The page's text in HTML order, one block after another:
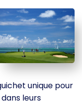
unique pour
dans leurs